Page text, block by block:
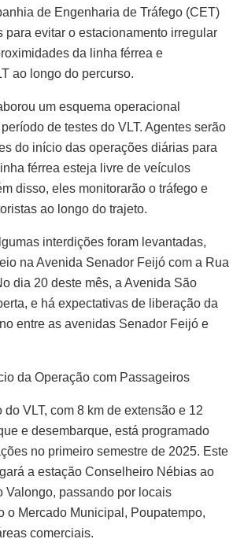
de Engenharia de Tráfego (CET)
para evitar o estacionamento irregular
da linha férrea e
ao longo do percurso.
um esquema operacional
de testes do VLT. Agentes serão
do início das operações diárias para
férrea esteja livre de veículos
disso, eles monitorarão o tráfego e
ao longo do trajeto.
interdições foram levantadas,
na Avenida Senador Feijó com a Rua
dia 20 deste mês, a Avenida São
e há expectativas de liberação da
entre as avenidas Senador Feijó e
da Operação com Passageiros
do VLT, com 8 km de extensão e 12
e desembarque, está programado
no primeiro semestre de 2025. Este
a estação Conselheiro Nébias ao
Valongo, passando por locais
o Mercado Municipal, Poupatempo,
comerciais.